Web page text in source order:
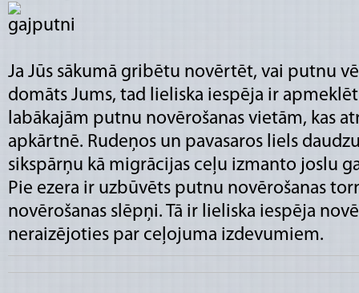
Ja Jūs sākumā gribētu novērtēt, vai putnu
domāts Jums, tad lieliska iespēja ir
labākajām putnu novērošanas vietām, kas
apkārtnē. Rudeņos un pavasaros liels
sikspārņu kā migrācijas ceļu izmanto joslu
Pie ezera ir uzbūvēts putnu novērošanas
novērošanas slēpņi. Tā ir lieliska iespēja
neraizējoties par ceļojuma izdevumiem.